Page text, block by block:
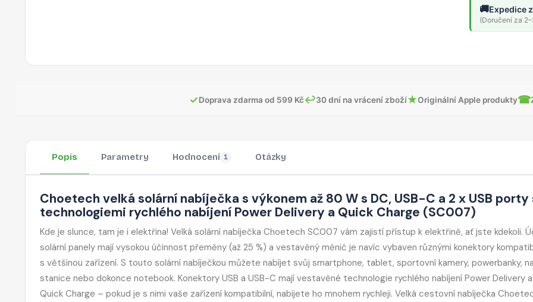
🚚Expedice
(Doručení za
✓Doprava zdarma od 599 Kč↩30 dní na vrácení zboží★Originální Apple produkty☎
Popis Parametry Hodnocení 1 Otázky
Choetech velká solární nabíječka s výkonem až 80 W s DC, USB-C a 2 x USB porty
technologiemi rychlého nabíjení Power Delivery a Quick Charge (SC007)
Kde je slunce, tam je i elektřina! Velká solární nabíječka Choetech SC007 vám zajistí přístup k elektřině, ať jste kdekoli.
solární panely mají vysokou účinnost přeměny (až 25 %) a vestavěný měnič je navíc vybaven různými konektory
s většinou zařízení. S touto solární nabíječkou můžete nabíjet svůj smartphone, tablet, sportovní kamery, powerbanky,
stanice nebo dokonce notebook. Konektory USB a USB-C mají vestavěné technologie rychlého nabíjení Power Delivery a
Quick Charge – pokud je s nimi vaše zařízení kompatibilní, nabijete ho mnohem rychleji. Velká cestovní nabíječka